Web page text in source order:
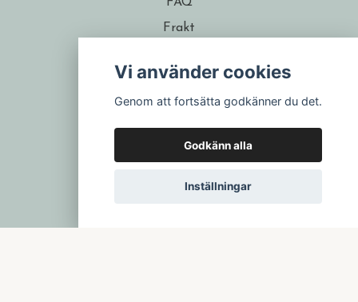
Frakt
Om formgivaren
Återförsäljare
Presentkort
Vi använder cookies
Genom att fortsätta godkänner du det.
Godkänn alla
Inställningar